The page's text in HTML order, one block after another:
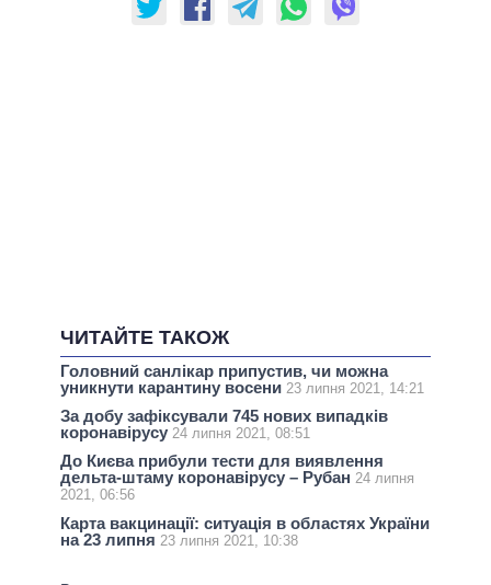
ЧИТАЙТЕ ТАКОЖ
Головний санлікар припустив, чи можна
уникнути карантину восени 23 липня 2021, 14:21
За добу зафіксували 745 нових випадків
коронавірусу 24 липня 2021, 08:51
До Києва прибули тести для виявлення
дельта-штаму коронавірусу – Рубан 24 липня
2021, 06:56
Карта вакцинації: ситуація в областях України
на 23 липня 23 липня 2021, 10:38